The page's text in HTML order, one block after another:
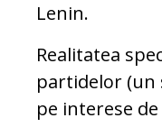
Lenin.
Realitatea
partidelor (un
pe interese